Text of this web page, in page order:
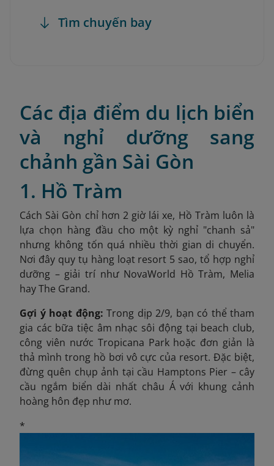
Tìm chuyến bay
Các địa điểm du lịch biển
và nghỉ dưỡng sang
chảnh gần Sài Gòn
1. Hồ Tràm
Cách Sài Gòn chỉ hơn 2 giờ lái xe, Hồ Tràm luôn là
lựa chọn hàng đầu cho một kỳ nghỉ "chanh sả"
nhưng không tốn quá nhiều thời gian di chuyển.
Nơi đây quy tụ hàng loạt resort 5 sao, tổ hợp nghỉ
dưỡng – giải trí như NovaWorld Hồ Tràm, Melia
hay The Grand.
Gợi ý hoạt động: Trong dịp 2/9, bạn có thể tham
gia các bữa tiệc âm nhạc sôi động tại beach club,
công viên nước Tropicana Park hoặc đơn giản là
thả mình trong hồ bơi vô cực của resort. Đặc biệt,
đừng quên chụp ảnh tại cầu Hamptons Pier – cây
cầu ngắm biển dài nhất châu Á với khung cảnh
hoàng hôn đẹp như mơ.
*